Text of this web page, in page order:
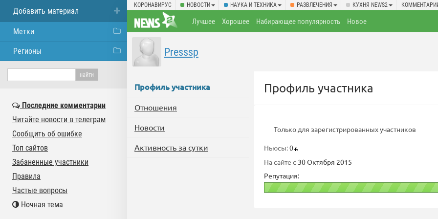
КОРОНАВИРУС НОВОСТИ НАУКА И ТЕХНИКА РАЗВЛЕЧЕНИЯ КУХНЯ NEWS2
Лучшее Хорошее Набирающее популярность Новое
Presssp
Профиль участника
Отношения
Новости
Активность за сутки
Профиль участника
Только для зарегистрированных участников
Ньюсы:0
На сайте с 30 Октября 2015
Репутация:
Добавить материал
Метки
Регионы
Последние комментарии
Читайте новости в телеграм
Сообщить об ошибке
Топ сайтов
Забаненные участники
Правила
Частые вопросы
Ночная тема